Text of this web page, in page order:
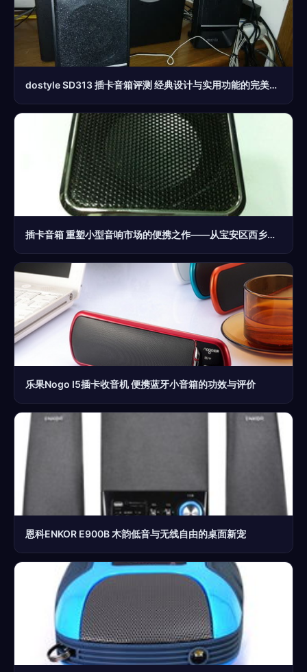
dostyle SD313 插卡音箱评测 经典设计与实用功能的完美结合
插卡音箱 重塑小型音响市场的便携之作——从宝安区西乡三嘉塑胶制品厂看行业新动向
乐果Nogo I5插卡收音机 便携蓝牙小音箱的功效与评价
恩科ENKOR E900B 木韵低音与无线自由的桌面新宠